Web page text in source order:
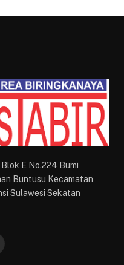
E No.224 Bumi
Buntusu Kecamatan
Sulawesi Sekatan